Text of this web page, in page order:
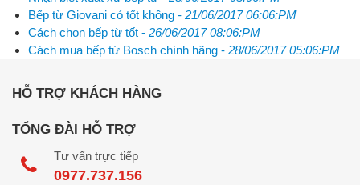
Bếp từ Giovani có tốt không - 21/06/2017 06:06:PM
Cách chọn bếp từ tốt - 26/06/2017 08:06:PM
Cách mua bếp từ Bosch chính hãng - 28/06/2017 05:06:PM
HỖ TRỢ KHÁCH HÀNG
TỔNG ĐÀI HỖ TRỢ
Tư vấn trực tiếp
0977.737.156